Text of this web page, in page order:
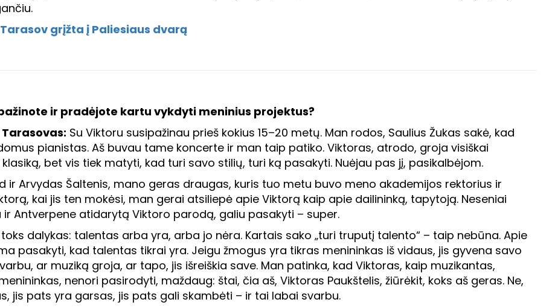
grįžta į Paliesiaus dvarą
ir pradėjote kartu vykdyti meninius projektus?
Su Viktoru susipažinau prieš kokius 15–20 metų. Man rodos, Saulius Žukas sakė, kad
pianistas. Aš buvau tame koncerte ir man taip patiko. Viktoras, atrodo, groja visiškai
bet vis tiek matyti, kad turi savo stilių, turi ką pasakyti. Nuėjau pas jį, pasikalbėjom.
ir Arvydas Šaltenis, mano geras draugas, kuris tuo metu buvo meno akademijos rektorius ir
kai jis ten mokėsi, man gerai atsiliepė apie Viktorą kaip apie dailininką, tapytoją. Neseniai
ir Antverpene atidarytą Viktoro parodą, galiu pasakyti – super.
dalykas: talentas arba yra, arba jo nėra. Kartais sako „turi truputį talento“ – taip nebūna. Apie
pasakyti, kad talentas tikrai yra. Jeigu žmogus yra tikras menininkas iš vidaus, jis gyvena savo
ar muziką groja, ar tapo, jis išreiškia save. Man patinka, kad Viktoras, kaip muzikantas,
nenori pasirodyti, maždaug: štai, čia aš, Viktoras Paukštelis, žiūrėkit, koks aš geras. Ne,
jis pats yra garsas, jis pats gali skambėti – ir tai labai svarbu.